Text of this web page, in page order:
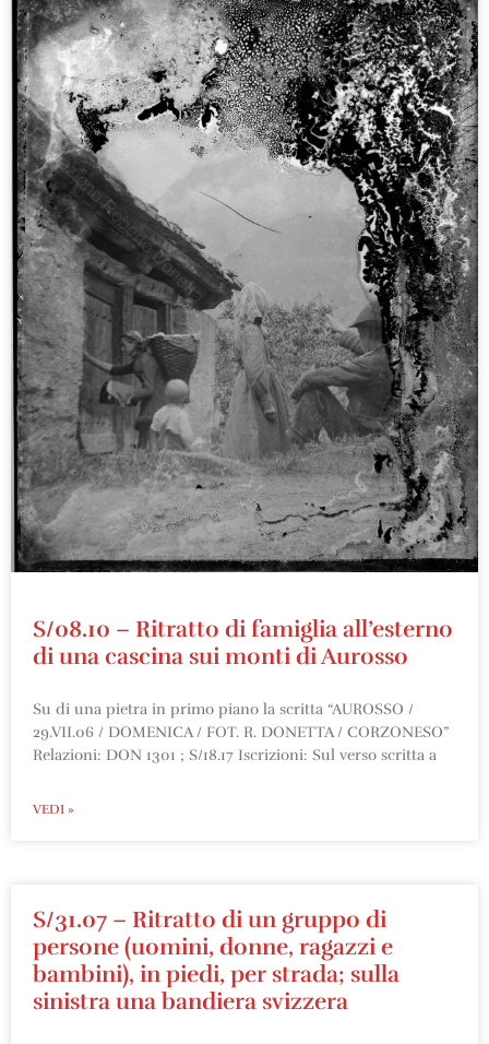
S/08.10 – Ritratto di famiglia all’esterno
di una cascina sui monti di Aurosso
Su di una pietra in primo piano la scritta “AUROSSO /
29.VII.06 / DOMENICA / FOT. R. DONETTA / CORZONESO”
Relazioni: DON 1301 ; S/18.17 Iscrizioni: Sul verso scritta a
VEDI »
S/31.07 – Ritratto di un gruppo di
persone (uomini, donne, ragazzi e
bambini), in piedi, per strada; sulla
sinistra una bandiera svizzera